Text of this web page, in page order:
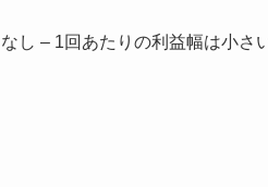
し – 1回あたりの利益幅は小